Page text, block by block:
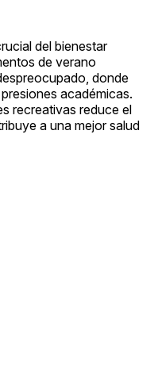
del bienestar
de verano
donde
académicas.
recreativas reduce el
a una mejor salud